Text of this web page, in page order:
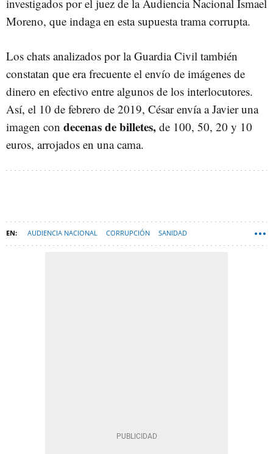
investigados por el juez de la Audiencia Nacional Ismael
Moreno, que indaga en esta supuesta trama corrupta.
Los chats analizados por la Guardia Civil también
constatan que era frecuente el envío de imágenes de
dinero en efectivo entre algunos de los interlocutores.
Así, el 10 de febrero de 2019, César envía a Javier una
imagen con decenas de billetes, de 100, 50, 20 y 10
euros, arrojados en una cama.
AUDIENCIA NACIONAL CORRUPCIÓN SANIDAD